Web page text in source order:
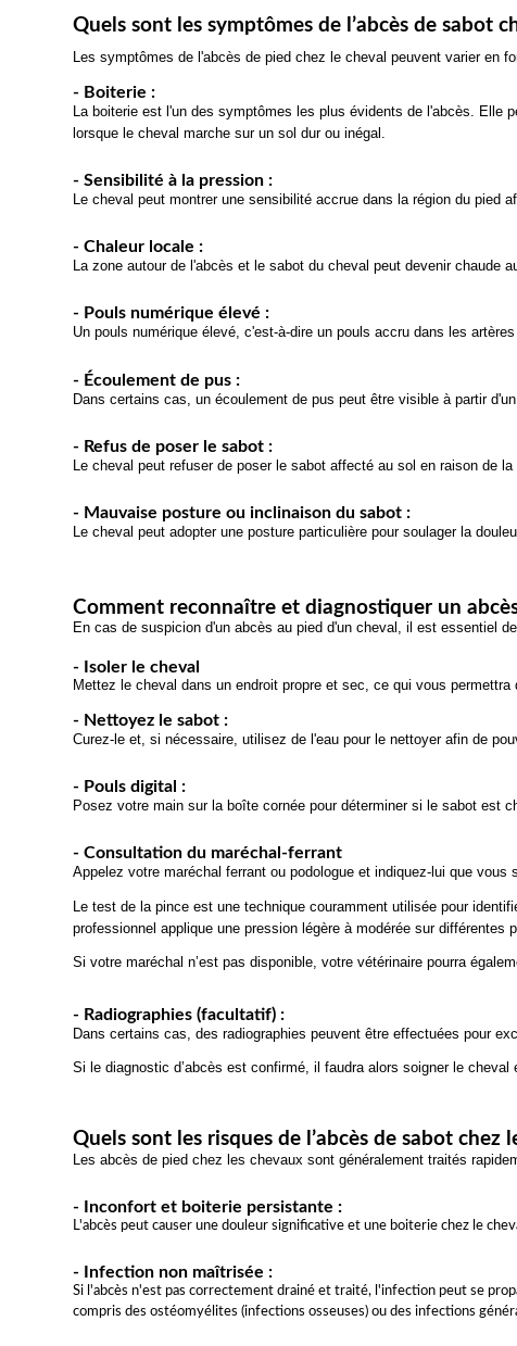
Quels sont les symptômes de l’abcès de sabot
Les symptômes de l'abcès de pied chez le cheval peuvent varier
- Boiterie :
La boiterie est l'un des symptômes les plus évidents de l'abcès.
lorsque le cheval marche sur un sol dur ou inégal.
- Sensibilité à la pression :
Le cheval peut montrer une sensibilité accrue dans la région du pied
- Chaleur locale :
La zone autour de l'abcès et le sabot du cheval peut devenir chaude
- Pouls numérique élevé :
Un pouls numérique élevé, c'est-à-dire un pouls accru dans les
- Écoulement de pus :
Dans certains cas, un écoulement de pus peut être visible à partir
- Refus de poser le sabot :
Le cheval peut refuser de poser le sabot affecté au sol en raison de la
- Mauvaise posture ou inclinaison du sabot :
Le cheval peut adopter une posture particulière pour soulager la
Comment reconnaître et diagnostiquer un
En cas de suspicion d'un abcès au pied d'un cheval, il est essentiel
- Isoler le cheval
Mettez le cheval dans un endroit propre et sec, ce qui vous permettra
- Nettoyez le sabot :
Curez-le et, si nécessaire, utilisez de l'eau pour le nettoyer afin de
- Pouls digital :
Posez votre main sur la boîte cornée pour déterminer si le sabot est
- Consultation du maréchal-ferrant
Appelez votre maréchal ferrant ou podologue et indiquez-lui que
Le test de la pince est une technique couramment utilisée pour
professionnel applique une pression légère à modérée sur
Si votre maréchal n’est pas disponible, votre vétérinaire pourra
- Radiographies (facultatif) :
Dans certains cas, des radiographies peuvent être effectuées pour
Si le diagnostic d’abcès est confirmé, il faudra alors soigner le
Quels sont les risques de l’abcès de sabot chez
Les abcès de pied chez les chevaux sont généralement traités
- Inconfort et boiterie persistante :
L'abcès peut causer une douleur significative et une boiterie chez le
- Infection non maîtrisée :
Si l'abcès n'est pas correctement drainé et traité, l'infection peut se
compris des ostéomyélites (infections osseuses) ou des infections